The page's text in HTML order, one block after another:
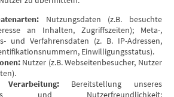
Nutzungsdaten (z.B. besuchte
an Inhalten, Zugriffszeiten); Meta-,
und Verfahrensdaten (z. B. IP-Adressen,
Einwilligungsstatus).
Nutzer (z.B. Webseitenbesucher, Nutzer
Bereitstellung unseres